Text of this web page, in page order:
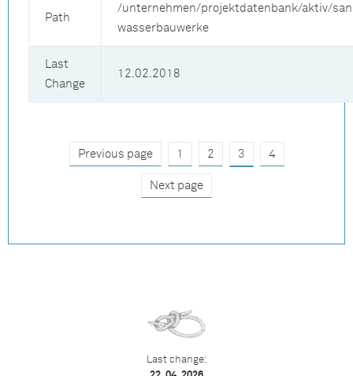
Path
/unternehmen/projektdatenbank/aktiv/
wasserbauwerke
Last
Change
12.02.2018
Previous page 1 2 3 4
Next page
Last change: